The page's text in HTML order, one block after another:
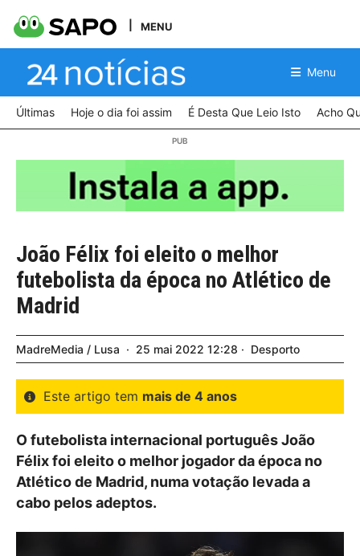
MENU
Menu
Últimas Hoje o dia foi assim É Desta Que Leio Isto Acho
João Félix foi eleito o melhor
futebolista da época no Atlético de
Madrid
MadreMedia / Lusa 25 mai 2022 12:28 Desporto
Este artigo tem mais de 4 anos
O futebolista internacional português João
Félix foi eleito o melhor jogador da época no
Atlético de Madrid, numa votação levada a
cabo pelos adeptos.